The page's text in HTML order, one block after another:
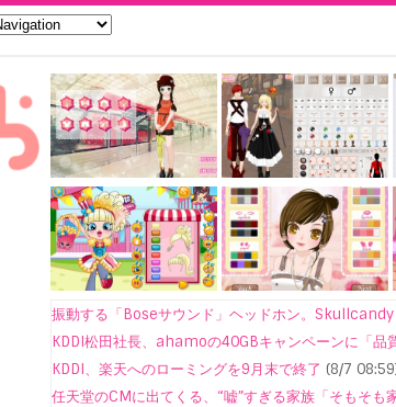
振動する「Boseサウンド」ヘッドホン。
KDDI松田社長、ahamoの40GBキャンペーンに「品
KDDI、楽天へのローミングを9月末で終了 (8/7
任天堂のCMに出てくる、“嘘”すぎる家族「そもそも